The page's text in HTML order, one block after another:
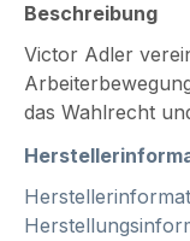
Beschreibung
Victor Adler
das Wahlrecht